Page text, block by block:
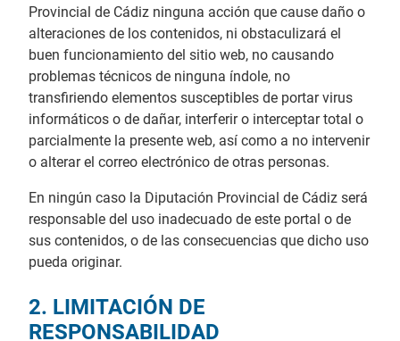
Provincial de Cádiz ninguna acción que cause daño o
alteraciones de los contenidos, ni obstaculizará el
buen funcionamiento del sitio web, no causando
problemas técnicos de ninguna índole, no
transfiriendo elementos susceptibles de portar virus
informáticos o de dañar, interferir o interceptar total o
parcialmente la presente web, así como a no intervenir
o alterar el correo electrónico de otras personas.
En ningún caso la Diputación Provincial de Cádiz será
responsable del uso inadecuado de este portal o de
sus contenidos, o de las consecuencias que dicho uso
pueda originar.
2. LIMITACIÓN DE
RESPONSABILIDAD